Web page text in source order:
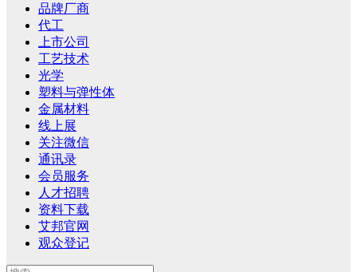
品牌厂商
代工
上市公司
工艺技术
光学
塑料与弹性体
金属材料
线上展
关注微信
通讯录
会员服务
人才招聘
资料下载
艾邦官网
观众登记